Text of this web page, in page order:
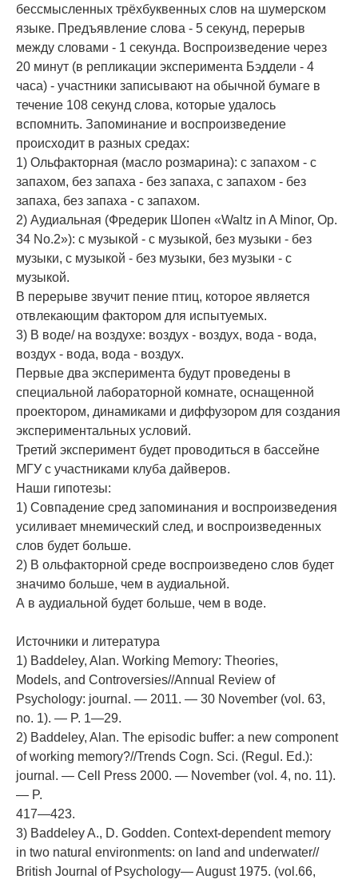
бессмысленных трёхбуквенных слов на шумерском
языке. Предъявление слова - 5 секунд, перерыв
между словами - 1 секунда. Воспроизведение через
20 минут (в репликации эксперимента Бэддели - 4
часа) - участники записывают на обычной бумаге в
течение 108 секунд слова, которые удалось
вспомнить. Запоминание и воспроизведение
происходит в разных средах:
1) Ольфакторная (масло розмарина): с запахом - с
запахом, без запаха - без запаха, с запахом - без
запаха, без запаха - с запахом.
2) Аудиальная (Фредерик Шопен «Waltz in A Minor, Op.
34 No.2»): с музыкой - с музыкой, без музыки - без
музыки, с музыкой - без музыки, без музыки - с
музыкой.
В перерыве звучит пение птиц, которое является
отвлекающим фактором для испытуемых.
3) В воде/ на воздухе: воздух - воздух, вода - вода,
воздух - вода, вода - воздух.
Первые два эксперимента будут проведены в
специальной лабораторной комнате, оснащенной
проектором, динамиками и диффузором для создания
экспериментальных условий.
Третий эксперимент будет проводиться в бассейне
МГУ с участниками клуба дайверов.
Наши гипотезы:
1) Совпадение сред запоминания и воспроизведения
усиливает мнемический след, и воспроизведенных
слов будет больше.
2) В ольфакторной среде воспроизведено слов будет
значимо больше, чем в аудиальной.
А в аудиальной будет больше, чем в воде.
Источники и литература
1) Baddeley, Alan. Working Memory: Theories,
Models, and Controversies//Annual Review of
Psychology: journal. — 2011. — 30 November (vol. 63,
no. 1). — P. 1—29.
2) Baddeley, Alan. The episodic buffer: a new component
of working memory?//Trends Cogn. Sci. (Regul. Ed.):
journal. — Cell Press 2000. — November (vol. 4, no. 11).
— P.
417—423.
3) Baddeley A., D. Godden. Context-dependent memory
in two natural environments: on land and underwater//
British Journal of Psychology— August 1975. (vol.66,